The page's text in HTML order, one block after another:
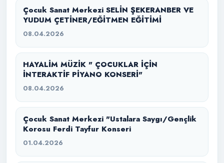
Çocuk Sanat Merkezi SELİN ŞEKERANBER VE
YUDUM ÇETİNER/EĞİTMEN EĞİTİMİ
08.04.2026
HAYALİM MÜZİK " ÇOCUKLAR İÇİN
İNTERAKTİF PİYANO KONSERİ"
08.04.2026
Çocuk Sanat Merkezi "Ustalara Saygı/Gençlik
Korosu Ferdi Tayfur Konseri
01.04.2026